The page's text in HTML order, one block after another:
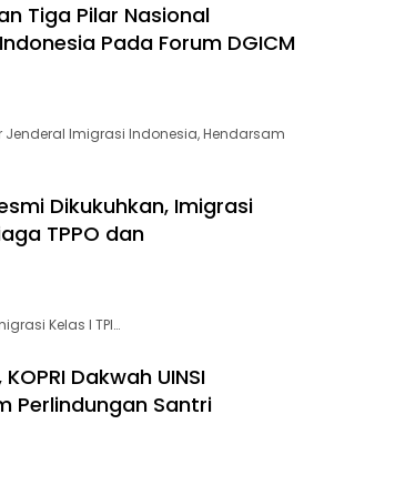
Tiga Pilar Nasional
Pada Forum DGICM
Jenderal Imigrasi Indonesia, Hendarsam
Dikukuhkan, Imigrasi
TPPO dan
Kelas I TPI…
Dakwah UINSI
Perlindungan Santri